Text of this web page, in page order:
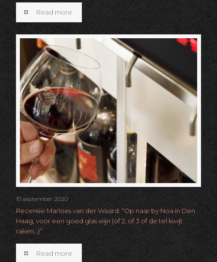
Read more
10 september 2020
Recensie Marloes van der Waard: “Op naar by Noa in Den
Haag, voor een goed glas wijn (of 2, of 3 of de tel kwijt
raken…)”
Read more